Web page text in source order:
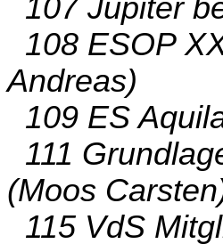
107 Jupiter
108 ESOP
Andreas)
109 ES
111
(Moos
115 VdS